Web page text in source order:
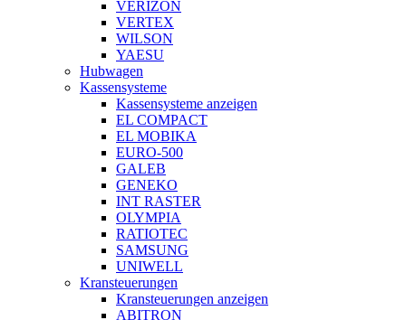
VERIZON
VERTEX
WILSON
YAESU
Hubwagen
Kassensysteme
Kassensysteme anzeigen
EL COMPACT
EL MOBIKA
EURO-500
GALEB
GENEKO
INT RASTER
OLYMPIA
RATIOTEC
SAMSUNG
UNIWELL
Kransteuerungen
Kransteuerungen anzeigen
ABITRON